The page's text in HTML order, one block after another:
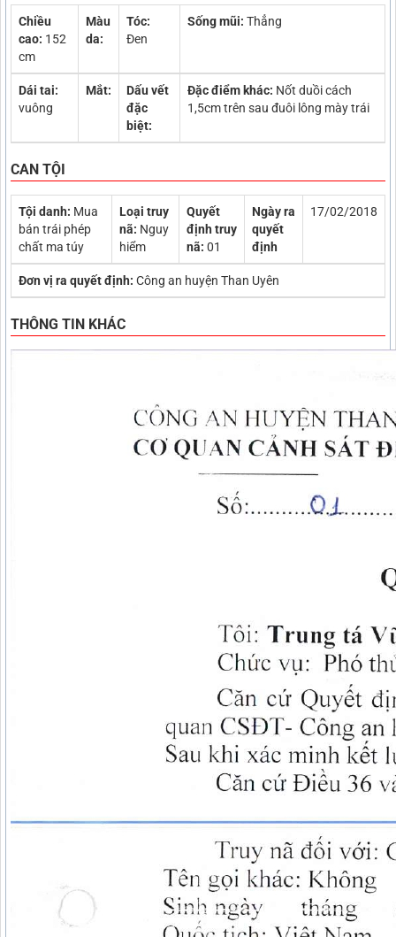
Chiều
cao: 152
cm
Màu
da:
Tóc:
Đen
Sống mũi: Thẳng
Dái tai:
vuông
Mắt:
Dấu vết
đặc
biệt:
Đặc điểm khác: Nốt duồi cách
1,5cm trên sau đuôi lông mày trái
CAN TỘI
Tội danh: Mua
bán trái phép
chất ma túy
Loại truy
nã: Nguy
hiểm
Quyết
định truy
nã: 01
Ngày ra
quyết
định
17/02/2018
Đơn vị ra quyết định: Công an huyện Than Uyên
THÔNG TIN KHÁC